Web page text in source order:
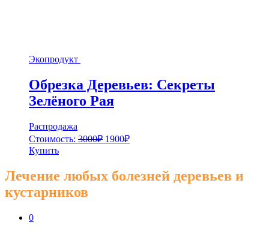
Экопродукт
Обрезка Деревьев: Секреты
Зелёного Рая
Распродажа
Стоимость: 3000₽ 1900₽
Купить
Лечение любых болезней деревьев и
кустарников
0